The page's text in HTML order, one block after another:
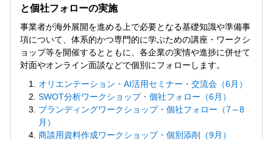
と個社フォローの実施
事業者が海外展開を進める上で必要となる基礎知識や準備事
項について、体系的かつ専門的に学ぶための講座・ワークシ
ョップ等を開催するとともに、各企業の実情や進捗に併せて
対面やオンライン面談などで個別にフォローします。
オリエンテーション・AI活用セミナー・交流会（6月）
SWOT分析ワークショップ・個社フォロー（6月）
ブランディングワークショップ・個社フォロー（7～8
月）
商談用資料作成ワークショップ・個別添削（9月）